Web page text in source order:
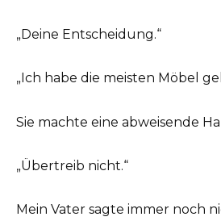
„Deine Entscheidung.“
„Ich habe die meisten Möbel
Sie machte eine abweisende
„Übertreib nicht.“
Mein Vater sagte immer noch